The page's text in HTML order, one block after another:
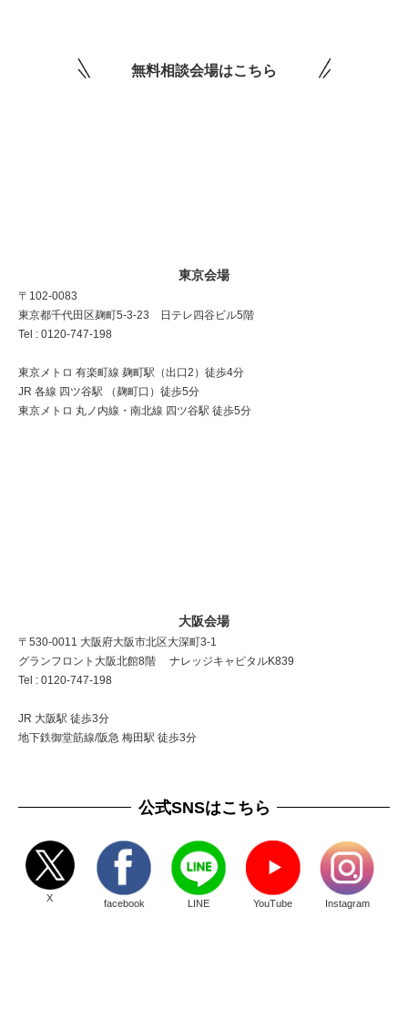
無料相談会場はこちら
東京会場
〒102-0083
東京都千代田区麹町5-3-23 日テレ四谷ビル5階
Tel : 0120-747-198
東京メトロ 有楽町線 麹町駅（出口2）徒歩4分
JR 各線 四ツ谷駅 （麹町口）徒歩5分
東京メトロ 丸ノ内線・南北線 四ツ谷駅 徒歩5分
大阪会場
〒530-0011 大阪府大阪市北区大深町3-1
グランフロント大阪北館8階 ナレッジキャピタルK839
Tel : 0120-747-198
JR 大阪駅 徒歩3分
地下鉄御堂筋線/阪急 梅田駅 徒歩3分
公式SNSはこちら
X facebook LINE YouTube Instagram